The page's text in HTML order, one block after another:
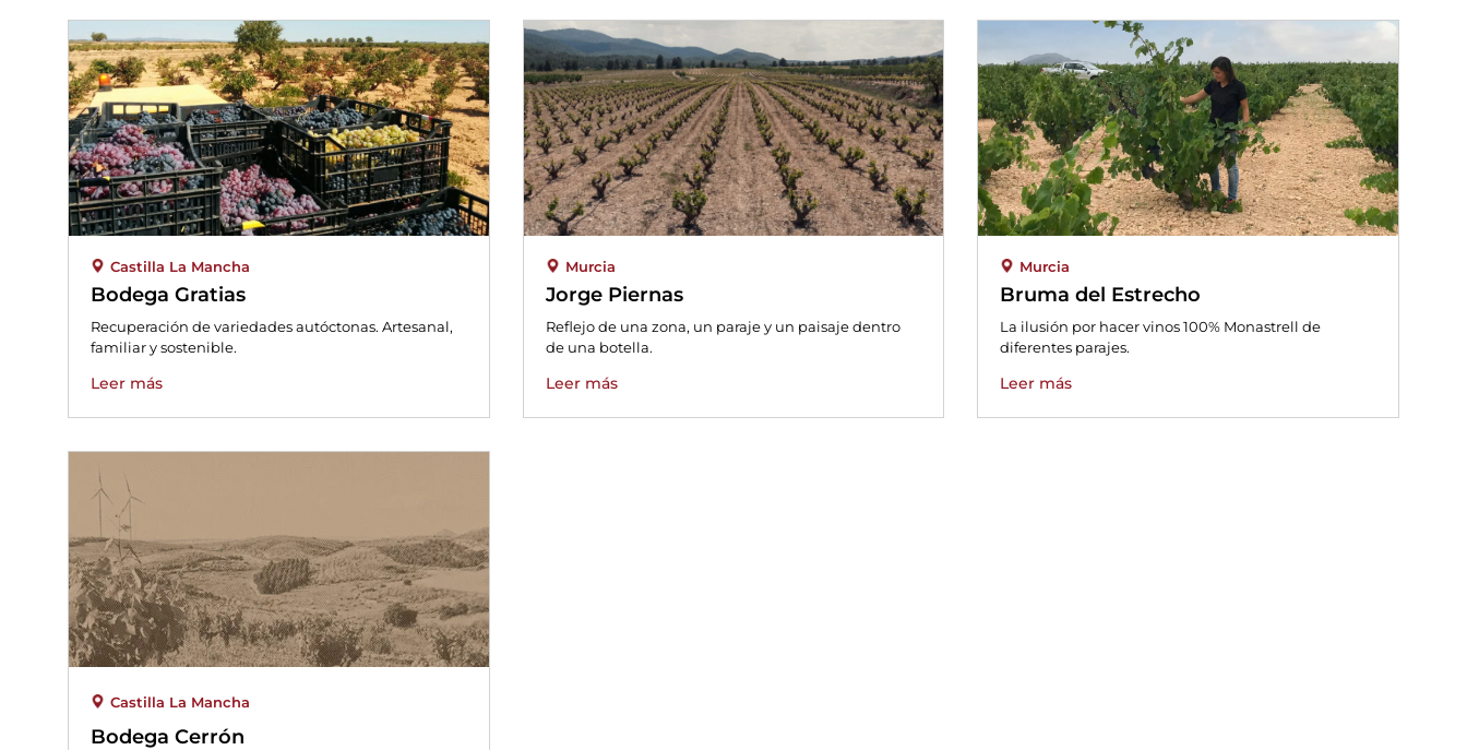
Castilla La Mancha
Bodega Gratias
Recuperación de variedades autóctonas. Artesanal,
familiar y sostenible.
Leer más
Murcia
Jorge Piernas
Reflejo de una zona, un paraje y un paisaje dentro
de una botella.
Leer más
Murcia
Bruma del Estrecho
La ilusión por hacer vinos 100% Monastrell de
diferentes parajes.
Leer más
Castilla La Mancha
Bodega Cerrón